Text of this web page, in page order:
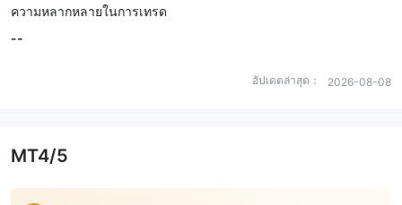
ความหลากหลายในการเทรด
--
อัปเดตล่าสุด： 2026-08-08
MT4/5